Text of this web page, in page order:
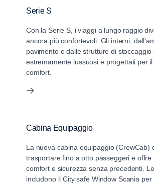
Serie S
Con la Serie S, i viaggi a lungo raggio
ancora più confortevoli. Gli interni,
pavimento e dalle strutture di stoccaggio
estremamente lussuosi e progettati per
comfort.
Cabina Equipaggio
La nuova cabina equipaggio (CrewCab)
trasportare fino a otto passeggeri e offre
comfort e sicurezza senza precedenti.
includono il City safe Window Scania per